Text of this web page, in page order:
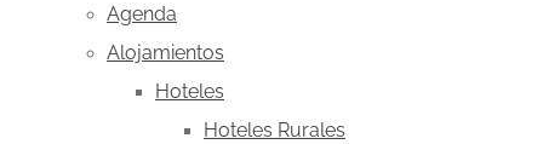
Agenda
Alojamientos
Hoteles
Hoteles Rurales